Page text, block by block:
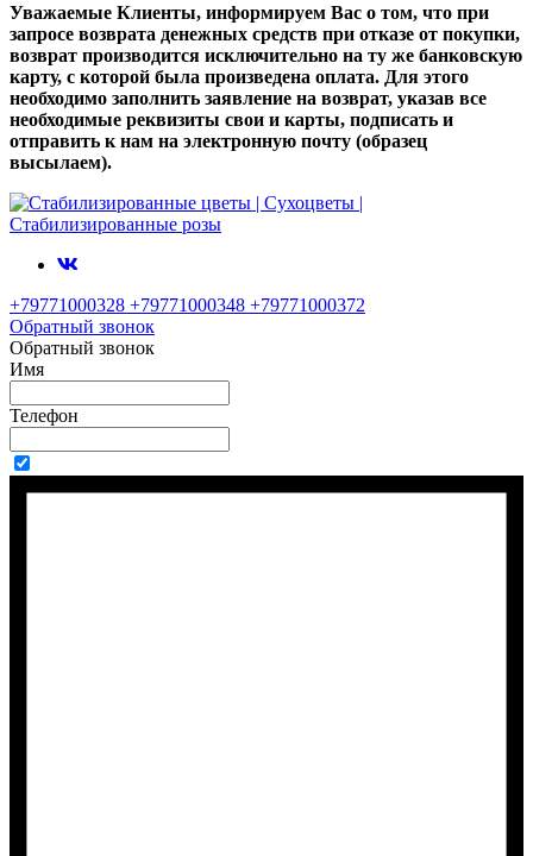
Уважаемые Клиенты, информируем Вас о том, что при
запросе возврата денежных средств при отказе от покупки,
возврат производится исключительно на ту же банковскую
карту, с которой была произведена оплата. Для этого
необходимо заполнить заявление на возврат, указав все
необходимые реквизиты свои и карты, подписать и
отправить к нам на электронную почту (образец
высылаем).
+79771000328 +79771000348 +79771000372
Обратный звонок
Обратный звонок
Имя
Телефон